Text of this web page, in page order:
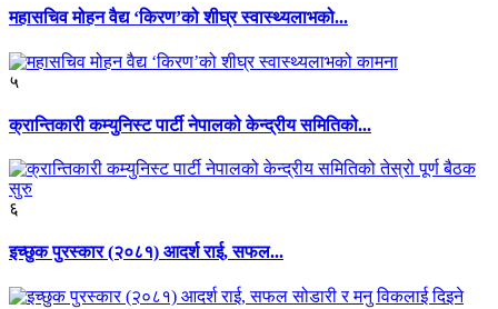
महासचिव मोहन वैद्य ‘किरण’को शीघ्र स्वास्थ्यलाभको...
५
क्रान्तिकारी कम्युनिस्ट पार्टी नेपालको केन्द्रीय समितिको...
६
इच्छुक पुरस्कार (२०८१) आदर्श राई, सफल...